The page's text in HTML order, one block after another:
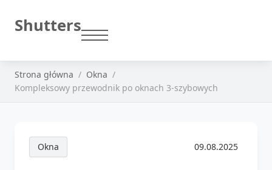
Shutters
Strona główna
Okna
Kompleksowy przewodnik po oknach 3-szybowych
Okna 09.08.2025